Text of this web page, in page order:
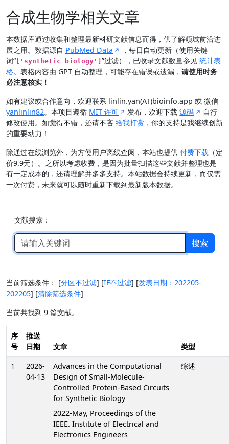
合成生物学相关文章
本数据库通过收集和整理最新科研文献信息而得，供了解领域前沿进
展之用。数据源自 PubMed Data
，每日自动更新（使用关键
词“ ['synthetic biology'] ”过滤），已收录文献数量参见 统计表
格。表格内容由 GPT 自动整理，可能存在错误或遗漏， 请使用时务
必注意核实！
如有建议或合作意向，欢迎联系 linlin.yan(AT)bioinfo.app 或 微信
yanlinlin82。本项目遵循 MIT 许可 发布，欢迎下载源码
自行
修改使用。如觉得不错，还请不吝 给我打赏 ，你的支持是我继续创新
的重要动力！
除通过在线浏览外，为方便用户离线查阅，本站也提供 付费下载 （定
价9.9元）。之所以考虑收费，是因为批量扫描这些文献并整理也是
有一定成本的，还请理解并多多支持。本站数据会持续更新，而仅需
一次付费，未来就可以随时重新下载到最新版本数据。
文献搜索：
搜索
当前筛选条件： [分区不过滤] [IF不过滤] [发表日期：202205-
202205] [清除筛选条件]
当前共找到 9 篇文献。
序
号
推送
日期
文章
类型
1
2026-
04-13
Advances in the Computational
Design of Small-Molecule-
Controlled Protein-Based Circuits
for Synthetic Biology
2022-May, Proceedings of the
IEEE. Institute of Electrical and
Electronics Engineers
综述